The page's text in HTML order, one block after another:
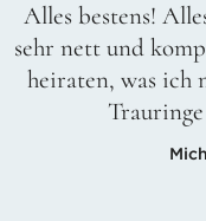
Alles bestens!
sehr nett und
heiraten, was ich